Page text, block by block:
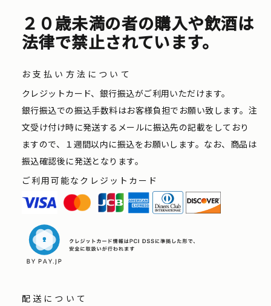
２０歳未満の者の購入や飲酒は
法律で禁止されています。
お支払い方法について
クレジットカード、銀行振込がご利用いただけます。
銀行振込での振込手数料はお客様負担でお願い致します。注
文受け付け時に発送するメールに振込先の記載をしており
ますので、１週間以内に振込をお願いします。なお、商品は
振込確認後に発送となります。
ご利用可能なクレジットカード
配送について